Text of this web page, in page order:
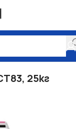
25кг